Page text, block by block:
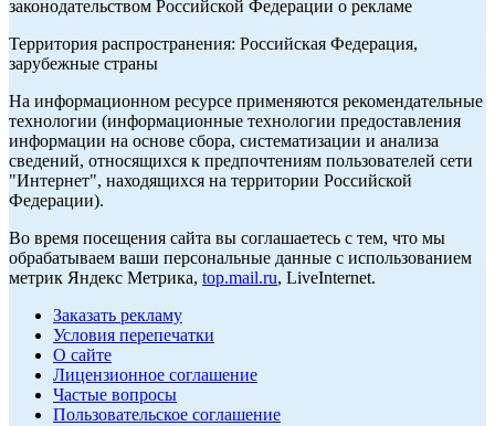
законодательством Российской Федерации о рекламе
Территория распространения: Российская Федерация,
зарубежные страны
На информационном ресурсе применяются рекомендательные
технологии (информационные технологии предоставления
информации на основе сбора, систематизации и анализа
сведений, относящихся к предпочтениям пользователей сети
"Интернет", находящихся на территории Российской
Федерации).
Во время посещения сайта вы соглашаетесь с тем, что мы
обрабатываем ваши персональные данные с использованием
метрик Яндекс Метрика, top.mail.ru, LiveInternet.
Заказать рекламу
Условия перепечатки
О сайте
Лицензионное соглашение
Частые вопросы
Пользовательское соглашение